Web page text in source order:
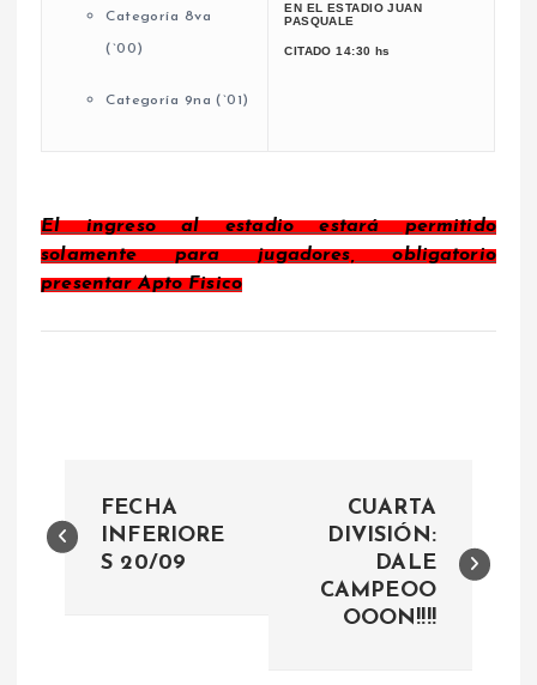
Categoría 8va
(`00)
Categoría 9na (`01)
EN EL ESTADIO JUAN
PASQUALE
CITADO 14:30 hs
El ingreso al estadio estará permitido
solamente para jugadores, obligatorio
presentar Apto Fisico
a
FECHA
INFERIORE
S 20/09
CUARTA
DIVISIÓN:
DALE
CAMPEOO
OOON!!!!